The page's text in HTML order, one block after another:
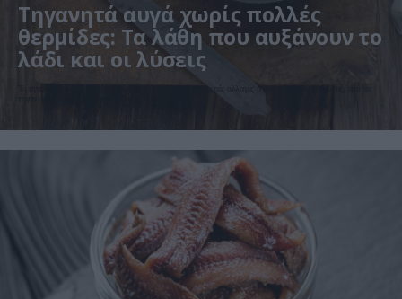
Τηγανητά αυγά χωρίς πολλές
θερμίδες: Τα λάθη που αυξάνουν το
λάδι και οι λύσεις